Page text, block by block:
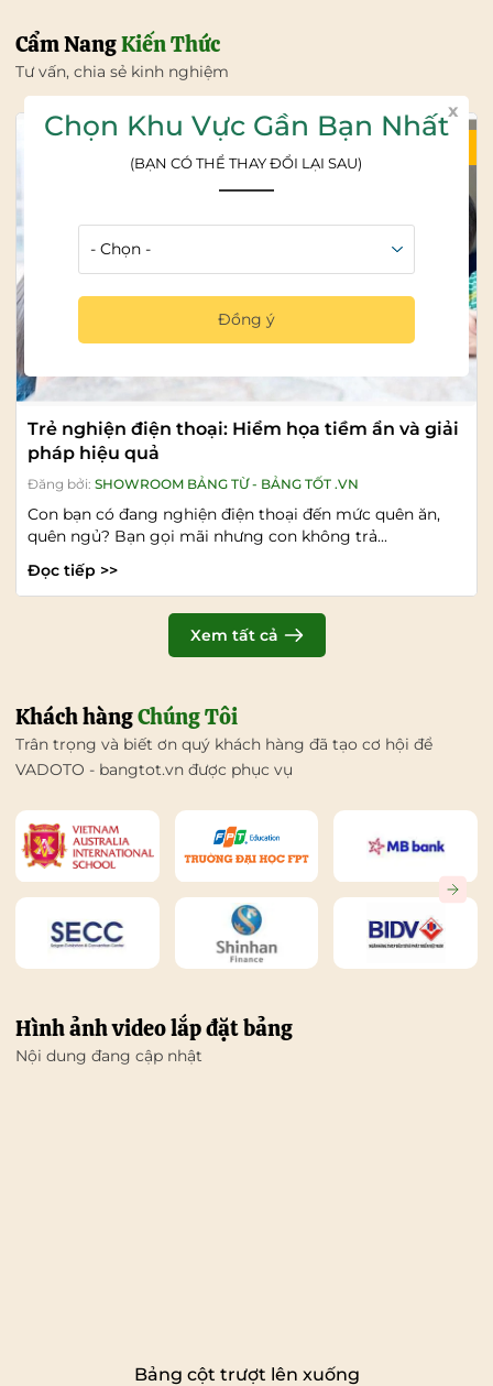
Cẩm NangKiến Thức
Tư vấn, chia sẻ kinh nghiệm
Trẻ nghiện điện thoại: Hiểm họa tiềm ẩn và giải
pháp hiệu quả
Đăng bởi: SHOWROOM BẢNG TỪ - BẢNG TỐT .VN
Con bạn có đang nghiện điện thoại đến mức quên ăn,
quên ngủ? Bạn gọi mãi nhưng con không trả...
Đọc tiếp >>
Xem tất cả
Khách hàngChúng Tôi
Trân trọng và biết ơn quý khách hàng đã tạo cơ hội để
VADOTO - bangtot.vn được phục vụ
Hình ảnh video lắp đặt bảng
Nội dung đang cập nhật
Bảng cột trượt lên xuống
x
Chọn Khu Vực Gần Bạn Nhất
(BẠN CÓ THỂ THAY ĐỔI LẠI SAU)
Đồng ý